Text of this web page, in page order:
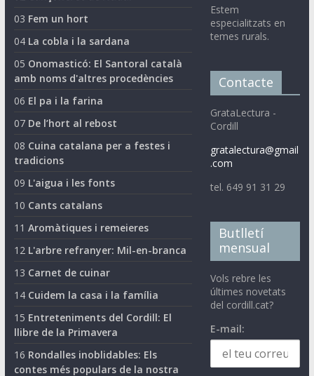
03 Fem un hort
04 La cobla i la sardana
05 Onomasticó: El Santoral català
amb noms d'altres procedències
06 El pa i la farina
07 De l’hort al rebost
08 Cuina catalana per a festes i
tradicions
09 L'aigua i les fonts
10 Cants catalans
11 Aromàtiques i remeieres
12 L'arbre refranyer: Mil-en-branca
13 Carnet de cuinar
14 Cuidem la casa i la família
15 Entreteniments del Cordill: El
llibre de la Primavera
16 Rondalles inoblidables: Els
contes més populars de la nostra
Estem
especialitzats en
temes rurals.
Contacte
GrataLectura -
Cordill
gratalectura@gmail
.com
tel. 649 91 31 29
Butlletí
mensual
Vols rebre les
últimes novetats
del cordill.cat?
E-mail: